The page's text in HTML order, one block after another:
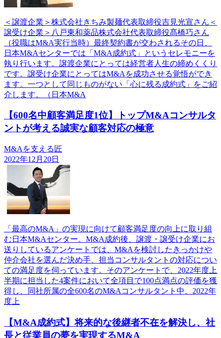
＜譲渡企業＞株式会社きちみ製麺代表取締役吉見光宣さん＜
譲受け企業＞八戸東和薬品株式会社代表取締役髙橋巧さん
（役職はM&A実行当時）最終契約書が交わされるその日、
日本M&Aセンターでは「M&A成約式」というセレモニーを
執り行います。譲渡企業にとっては経営者人生の締めくくり
です。譲受け企業にとってはM&Aを成功させる覚悟ができ
ます。一つとして同じものがない「心に残る成約式」をご紹
介します。（日本M&A
【600名中顧客満足度1位】トップM&Aコンサルタ
ントが考える誠実な顧客対応の極意
M&Aを支える匠
2022年12月20日
「最高のM&A」の実現に向けて顧客満足度の向上に取り組
む日本M&Aセンター。M&A成約後、譲渡・譲受け企業にお
送りしているアンケートでは、M&Aを検討したきっかけや
仲介会社を選んだ決め手、担当コンサルタントの対応につい
ての満足度を伺っています。そのアンケートで、2022年度上
半期に担当した4案件において全項目で100点満点の評価を獲
得し、同社所属の全600名のM&Aコンサルタント中、2022年
度上
【M&A成約式】将来的な後継者不在を解決し、社
長と従業員の夢を実現するM&A